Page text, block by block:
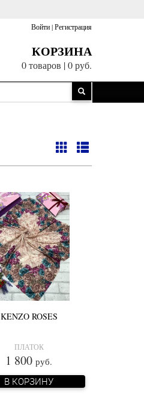
Войти|Регистрация
КОРЗИНА
0 товаров |0 руб.
KENZO ROSES
ПЛАТОК
1 800 руб.
В КОРЗИНУ